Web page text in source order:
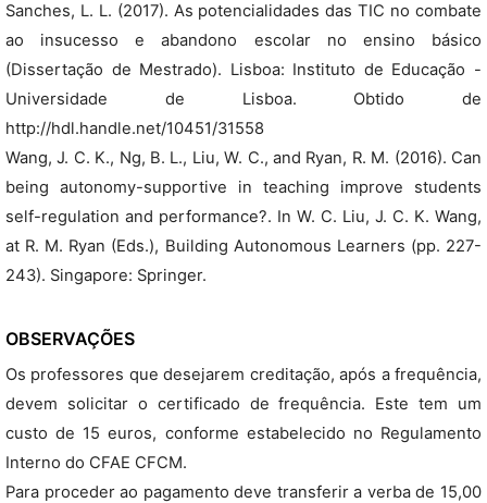
Sanches, L. L. (2017). As potencialidades das TIC no combate
ao insucesso e abandono escolar no ensino básico
(Dissertação de Mestrado). Lisboa: Instituto de Educação -
Universidade de Lisboa. Obtido de
http://hdl.handle.net/10451/31558
Wang, J. C. K., Ng, B. L., Liu, W. C., and Ryan, R. M. (2016). Can
being autonomy-supportive in teaching improve students
self-regulation and performance?. In W. C. Liu, J. C. K. Wang,
at R. M. Ryan (Eds.), Building Autonomous Learners (pp. 227-
243). Singapore: Springer.
OBSERVAÇÕES
Os professores que desejarem creditação, após a frequência,
devem solicitar o certificado de frequência. Este tem um
custo de 15 euros, conforme estabelecido no Regulamento
Interno do CFAE CFCM.
Para proceder ao pagamento deve transferir a verba de 15,00